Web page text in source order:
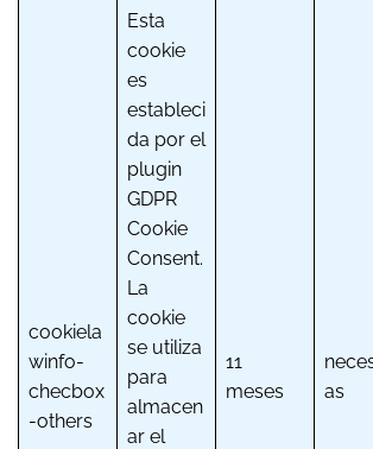
cookiela
winfo-
checbox
-others
Esta
cookie
es
estableci
da por el
plugin
GDPR
Cookie
Consent.
La
cookie
se utiliza
para
almacen
ar el
11
meses
as